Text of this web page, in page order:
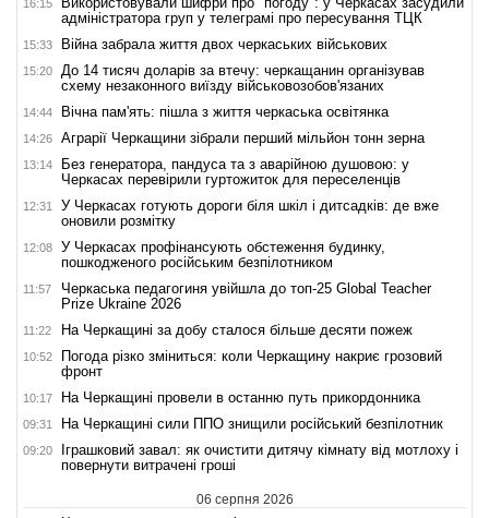
16:15
адміністратора груп у телеграмі про пересування ТЦК
15:33 Війна забрала життя двох черкаських військових
15:20
До 14 тисяч доларів за втечу: черкащанин організував
схему незаконного виїзду військовозобов'язаних
14:44 Вічна пам'ять: пішла з життя черкаська освітянка
14:26 Аграрії Черкащини зібрали перший мільйон тонн зерна
13:14
Без генератора, пандуса та з аварійною душовою: у
Черкасах перевірили гуртожиток для переселенців
12:31
У Черкасах готують дороги біля шкіл і дитсадків: де вже
оновили розмітку
12:08
У Черкасах профінансують обстеження будинку,
пошкодженого російським безпілотником
11:57
Черкаська педагогиня увійшла до топ-25 Global Teacher
Prize Ukraine 2026
11:22 На Черкащині за добу сталося більше десяти пожеж
10:52
Погода різко зміниться: коли Черкащину накриє грозовий
фронт
10:17 На Черкащині провели в останню путь прикордонника
09:31 На Черкащині сили ППО знищили російський безпілотник
09:20
Іграшковий завал: як очистити дитячу кімнату від мотлоху і
повернути витрачені гроші
06 серпня 2026